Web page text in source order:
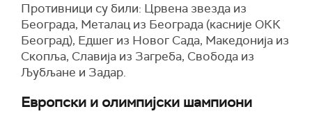
Противници су били: Црвена звезда из
Београда, Металац из Београда (касније ОКК
Београд), Едшег из Новог Сада, Македонија из
Скопља, Славија из Загреба, Свобода из
Љубљане и Задар.
Европски и олимпијски шампиони